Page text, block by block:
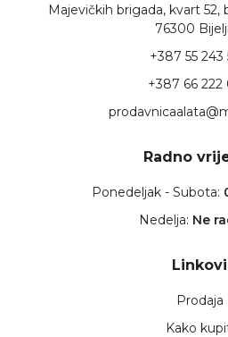
Majevičkih brigada, kvart 52,
76300
+387 55 243
+387 66 222
Radno
Ponedeljak - Subota:
Nedelja: Ne
Linkovi
Prodaja
Kako